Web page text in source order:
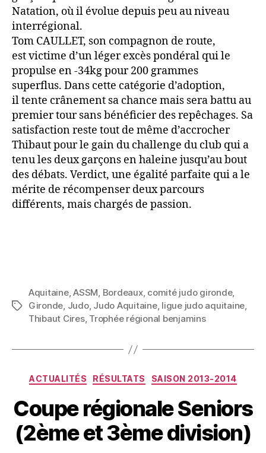
Natation, où il évolue depuis peu au niveau
interrégional.
Tom CAULLET, son compagnon de route,
est victime d’un léger excès pondéral qui le
propulse en -34kg pour 200 grammes
superflus. Dans cette catégorie d’adoption,
il tente crânement sa chance mais sera battu au
premier tour sans bénéficier des repêchages. Sa
satisfaction reste tout de même d’accrocher
Thibaut pour le gain du challenge du club qui a
tenu les deux garçons en haleine jusqu’au bout
des débats. Verdict, une égalité parfaite qui a le
mérite de récompenser deux parcours
différents, mais chargés de passion.
Aquitaine,ASSM, Bordeaux, comité judo gironde,
Gironde, Judo, Judo Aquitaine, ligue judo aquitaine,
Thibaut Cires, Trophée régional benjamins
ACTUALITÉS RÉSULTATS SAISON 2013-2014
Coupe régionale Seniors
(2ème et 3ème division)